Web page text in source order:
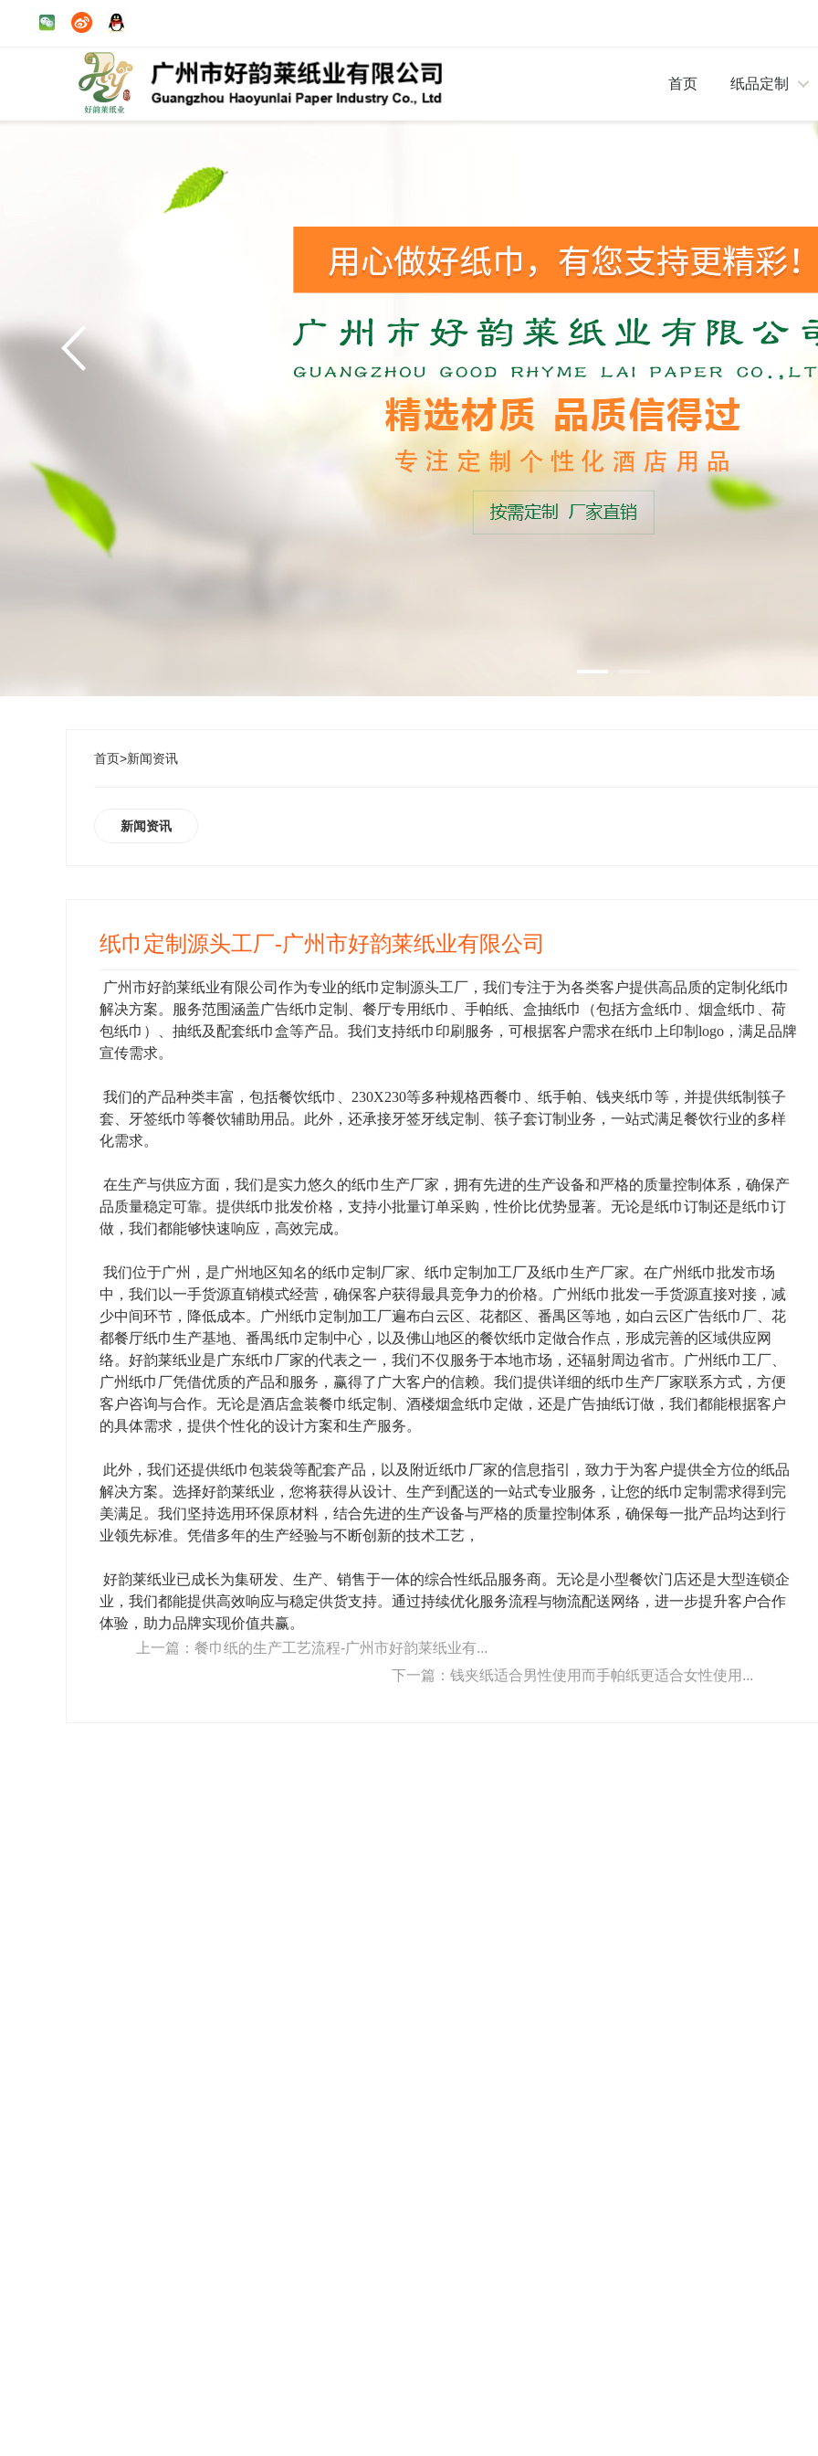
首页 纸品定制
首页>新闻资讯
新闻资讯
纸巾定制源头工厂-广州市好韵莱纸业有限公司
广州市好韵莱纸业有限公司作为专业的纸巾定制源头工厂，我们专注于为各类客户提供高品质的定制化纸巾
解决方案。服务范围涵盖广告纸巾定制、餐厅专用纸巾、手帕纸、盒抽纸巾（包括方盒纸巾、烟盒纸巾、荷
包纸巾）、抽纸及配套纸巾盒等产品。我们支持纸巾印刷服务，可根据客户需求在纸巾上印制logo，满足品牌
宣传需求。
我们的产品种类丰富，包括餐饮纸巾、230X230等多种规格西餐巾、纸手帕、钱夹纸巾等，并提供纸制筷子
套、牙签纸巾等餐饮辅助用品。此外，还承接牙签牙线定制、筷子套订制业务，一站式满足餐饮行业的多样
化需求。
在生产与供应方面，我们是实力悠久的纸巾生产厂家，拥有先进的生产设备和严格的质量控制体系，确保产
品质量稳定可靠。提供纸巾批发价格，支持小批量订单采购，性价比优势显著。无论是纸巾订制还是纸巾订
做，我们都能够快速响应，高效完成。
我们位于广州，是广州地区知名的纸巾定制厂家、纸巾定制加工厂及纸巾生产厂家。在广州纸巾批发市场
中，我们以一手货源直销模式经营，确保客户获得最具竞争力的价格。广州纸巾批发一手货源直接对接，减
少中间环节，降低成本。广州纸巾定制加工厂遍布白云区、花都区、番禺区等地，如白云区广告纸巾厂、花
都餐厅纸巾生产基地、番禺纸巾定制中心，以及佛山地区的餐饮纸巾定做合作点，形成完善的区域供应网
络。好韵莱纸业是广东纸巾厂家的代表之一，我们不仅服务于本地市场，还辐射周边省市。广州纸巾工厂、
广州纸巾厂凭借优质的产品和服务，赢得了广大客户的信赖。我们提供详细的纸巾生产厂家联系方式，方便
客户咨询与合作。无论是酒店盒装餐巾纸定制、酒楼烟盒纸巾定做，还是广告抽纸订做，我们都能根据客户
的具体需求，提供个性化的设计方案和生产服务。
此外，我们还提供纸巾包装袋等配套产品，以及附近纸巾厂家的信息指引，致力于为客户提供全方位的纸品
解决方案。选择好韵莱纸业，您将获得从设计、生产到配送的一站式专业服务，让您的纸巾定制需求得到完
美满足。我们坚持选用环保原材料，结合先进的生产设备与严格的质量控制体系，确保每一批产品均达到行
业领先标准。凭借多年的生产经验与不断创新的技术工艺，
好韵莱纸业已成长为集研发、生产、销售于一体的综合性纸品服务商。无论是小型餐饮门店还是大型连锁企
业，我们都能提供高效响应与稳定供货支持。通过持续优化服务流程与物流配送网络，进一步提升客户合作
体验，助力品牌实现价值共赢。
上一篇： 餐巾纸的生产工艺流程-广州市好韵莱纸业有...
下一篇： 钱夹纸适合男性使用而手帕纸更适合女性使用...